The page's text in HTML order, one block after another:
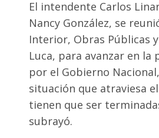
El intendente Carlos
Nancy González, se
Interior, Obras Públicas
Luca, para avanzar en
por el Gobierno
situación que atraviesa
tienen que ser
subrayó.